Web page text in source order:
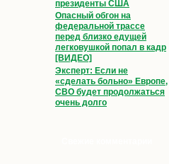
президенты США
Опасный обгон на
федеральной трассе
перед близко едущей
легковушкой попал в кадр
[ВИДЕО]
Эксперт: Если не
«сделать больно» Европе,
СВО будет продолжаться
очень долго